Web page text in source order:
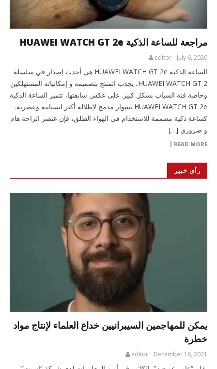
مراجعة للساعة الذكية HUAWEI WATCH GT 2e
July 6, 2020
editor
الساعة الذكية HUAWEI WATCH GT 2e هي أحدث إصدار في سلسلة
HUAWEI WATCH GT 2، يجذب المنتج بتصميمه و إمكانياته المستهلكين
وخاصة فئة الشباب بشكل كبير. على عكس سابقتها، تتميز الساعة الذكية
HUAWEI WATCH GT 2e بسوار مدمج لإطلالة أكثر انسيابية وعصرية.
كساعة ذكية مصممة للاستخدام في الهواء الطلق، فإن عنصر الراحة هام
و ضروري […]
READ MORE
رأي خبير
يمكن للمهاجمين السيبرانيين خداع العلماء لإنتاج مواد
خطرة
December 16, 2021
editor